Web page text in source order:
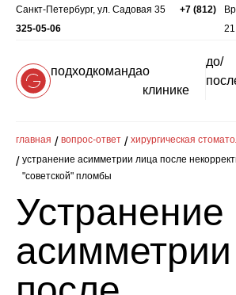
Санкт-Петербург, ул. Садовая 35
+7 (812)
325-05-06
подходкомандао
клинике
до/
главная вопрос-ответ
хирургическая
устранение асимметрии лица после
"советской" пломбы
Устранение